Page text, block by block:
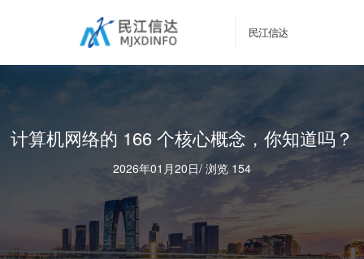
民江信达
计算机网络的 166 个核心概念，你知道吗？
2026年01月20日/ 浏览 154